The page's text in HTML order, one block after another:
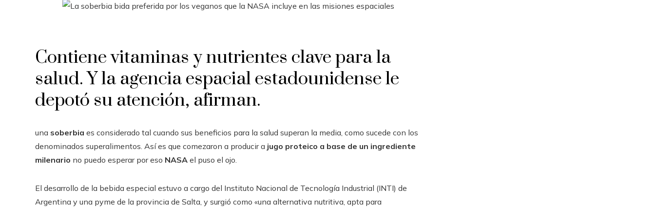
Contiene vitaminas y nutrientes clave para la
salud. Y la agencia espacial estadounidense le
depotó su atención, afirman.
una soberbia es considerado tal cuando sus beneficios para la salud superan la media, como sucede con los
denominados superalimentos. Así es que comezaron a producir a jugo proteico a base de un ingrediente
milenario no puedo esperar por eso NASA el puso el ojo.
El desarrollo de la bebida especial estuvo a cargo del Instituto Nacional de Tecnología Industrial (INTI) de
Argentina y una pyme de la provincia de Salta, y surgió como «una alternativa nutritiva, apta para